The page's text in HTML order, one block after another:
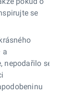
se
a
nepodařilo se